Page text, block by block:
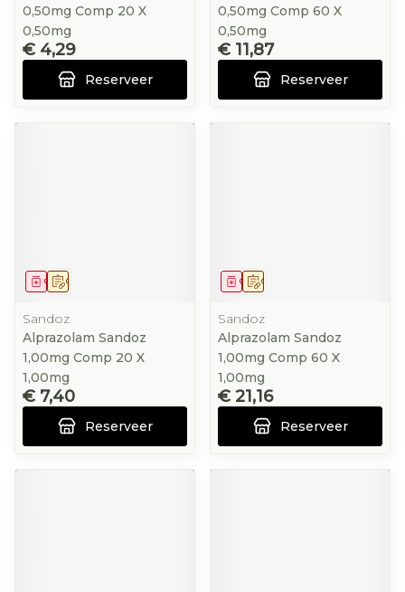
0,50mg Comp 20 X
0,50mg
€ 4,29
Reserveer
0,50mg Comp 60 X
0,50mg
€ 11,87
Reserveer
Op voorschrift
Geneesmiddel
Sandoz
Alprazolam Sandoz
1,00mg Comp 20 X
1,00mg
€ 7,40
Reserveer
Op voorschrift
Geneesmiddel
Sandoz
Alprazolam Sandoz
1,00mg Comp 60 X
1,00mg
€ 21,16
Reserveer